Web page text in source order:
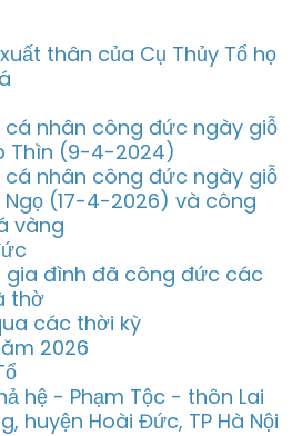
thân của Cụ Thủy Tổ họ
nhân công đức ngày giỗ
Thìn (9-4-2024)
nhân công đức ngày giỗ
Ngọ (17-4-2026) và công
vàng
gia đình đã công đức các
thờ
các thời kỳ
2026
hệ - Phạm Tộc - thôn Lai
huyện Hoài Đức, TP Hà Nội